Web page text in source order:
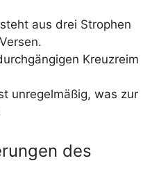
aus drei Strophen
Kreuzreim
unregelmäßig, was zur
des